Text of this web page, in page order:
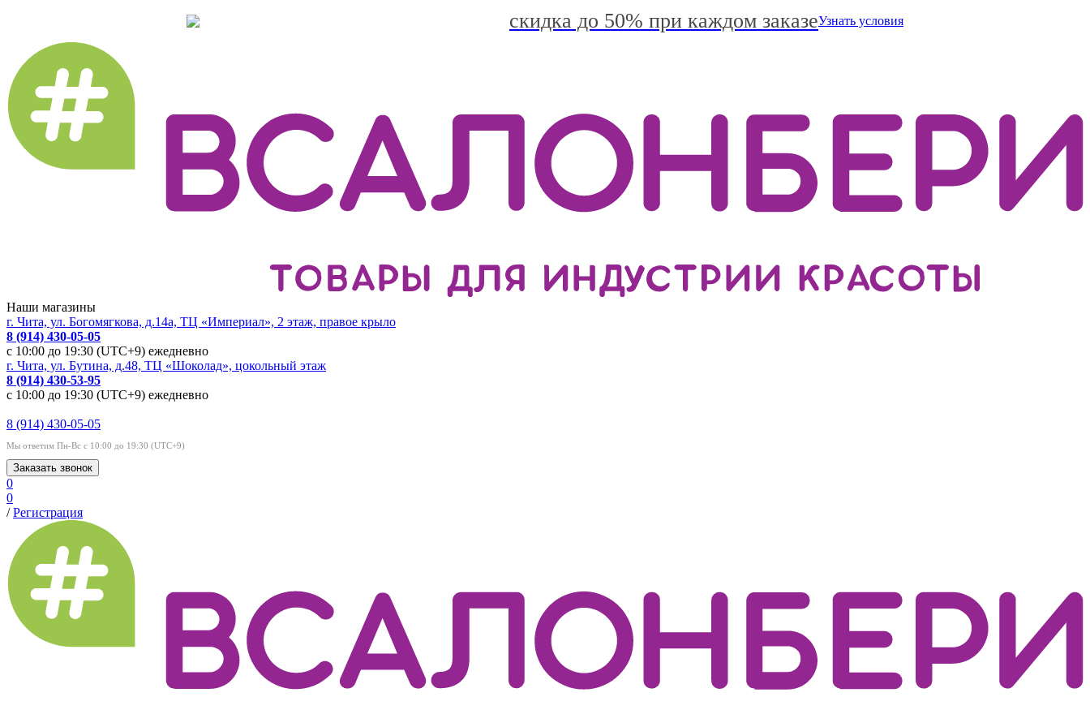
скидка до 50% при каждом заказеУзнать условия
Наши магазины
г. Чита, ул. Богомягкова, д.14а, ТЦ «Империал», 2 этаж, правое крыло
8 (914) 430-05-05
с 10:00 до 19:30 (UTC+9) ежедневно
г. Чита, ул. Бутина, д.48, ТЦ «Шоколад», цокольный этаж
8 (914) 430-53-95
с 10:00 до 19:30 (UTC+9) ежедневно
8 (914) 430-05-05
Мы ответим Пн-Вс с 10:00 до 19:30 (UTC+9)
Заказать звонок
0
0
/ Регистрация